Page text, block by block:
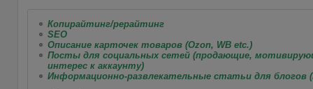
Копирайтинг/рерайтинг
SEO
Описание карточек товаров (Ozon, WB etc.)
Посты для социальных сетей (продающие,
интерес к аккаунту)
Информационно-развлекательные статьи для блогов